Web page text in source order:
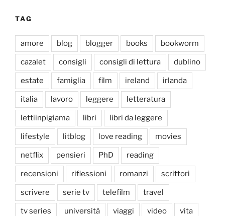
TAG
amore blog blogger books bookworm
cazalet consigli consigli di lettura dublino
estate famiglia film ireland irlanda
italia lavoro leggere letteratura
lettiinpigiama libri libri da leggere
lifestyle litblog love reading movies
netflix pensieri PhD reading
recensioni riflessioni romanzi scrittori
scrivere serie tv telefilm travel
tv series università viaggi video vita